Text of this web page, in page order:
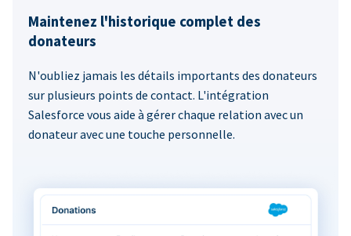
Maintenez l'historique complet des
donateurs
N'oubliez jamais les détails importants des donateurs
sur plusieurs points de contact. L'intégration
Salesforce vous aide à gérer chaque relation avec un
donateur avec une touche personnelle.